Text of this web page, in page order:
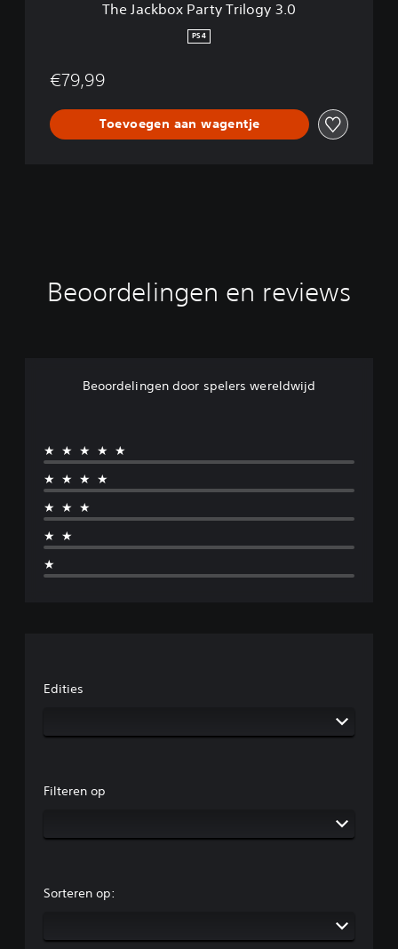
The Jackbox Party Trilogy 3.0
PS4
€79,99
Toevoegen aan wagentje
Beoordelingen en reviews
Beoordelingen door spelers wereldwijd
★★★★★
★★★★
★★★
★★
★
Edities
Filteren op
Sorteren op: